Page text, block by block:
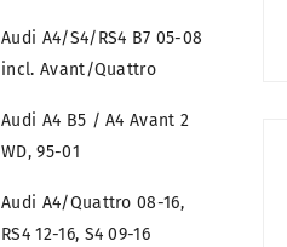
Audi A4/S4/RS4 B7 05-08
incl. Avant/Quattro
Audi A4 B5 / A4 Avant 2
WD, 95-01
Audi A4/Quattro 08-16,
RS4 12-16, S4 09-16